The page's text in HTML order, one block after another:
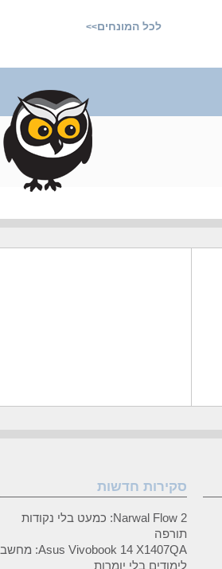
לכל המונחים>>
סקירות חדשות
Narwal Flow 2: כמעט בלי נקודות
תורפה
Asus Vivobook 14 X1407QA: מחשב
לימודים בלי יומרות